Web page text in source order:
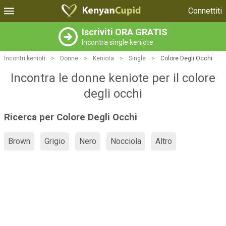
Connettiti
Iscriviti ORA GRATIS
Incontra single keniote
Incontri kenioti > Donne > Keniota > Single > Colore Degli Occhi
Incontra le donne keniote per il colore
degli occhi
Ricerca per Colore Degli Occhi
Brown Grigio Nero Nocciola Altro